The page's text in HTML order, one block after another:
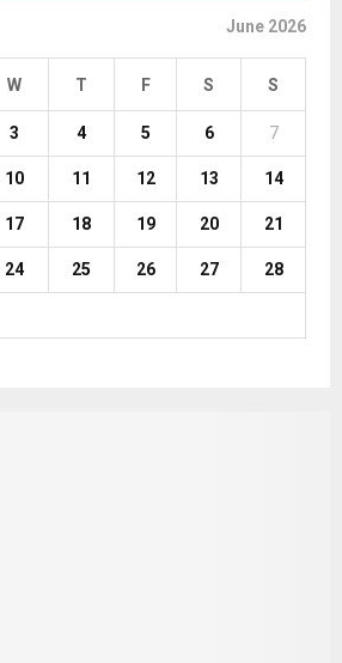
June 2026
W T F S S
3 4 5 6 7
10 11 12 13 14
17 18 19 20 21
24 25 26 27 28